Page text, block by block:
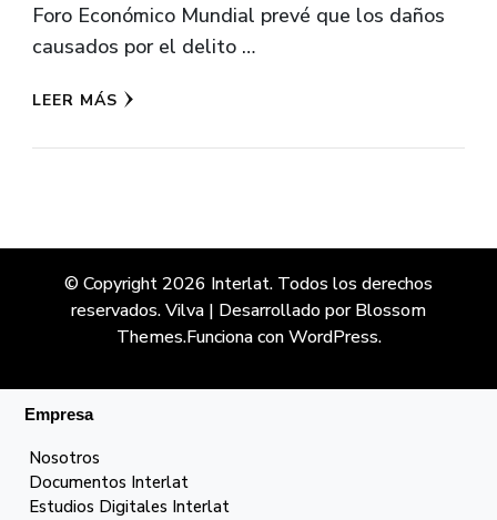
Foro Económico Mundial prevé que los daños
causados por el delito …
LEER MÁS
© Copyright 2026 Interlat. Todos los derechos
reservados.Vilva | Desarrollado porBlossom
Themes.Funciona conWordPress.
Empresa
Nosotros
Documentos Interlat
Estudios Digitales Interlat